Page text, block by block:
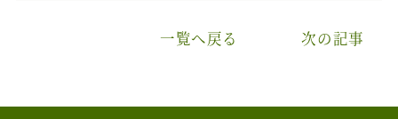
一覧へ戻る 次の記事